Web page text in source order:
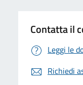
Contatta il
Leggi le
Richiedi